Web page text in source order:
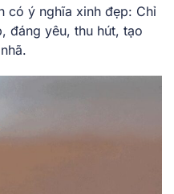
có ý nghĩa xinh đẹp: Chỉ
đáng yêu, thu hút, tạo